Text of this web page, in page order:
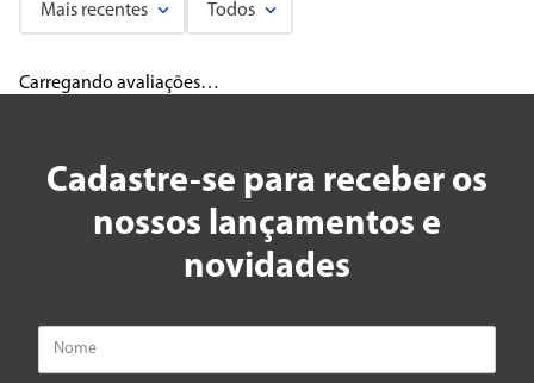
Mais recentes Todos
Carregando avaliações…
Cadastre-se para receber os
nossos lançamentos e
novidades